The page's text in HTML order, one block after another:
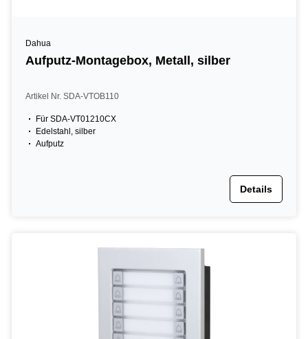
Dahua
Aufputz-Montagebox, Metall, silber
Artikel Nr. SDA-VTOB110
Für SDA-VT01210CX
Edelstahl, silber
Aufputz
Details